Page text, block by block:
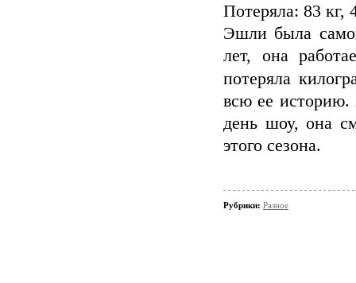
Потеряла: 83 кг,
Эшли была
лет, она
потеряла
всю ее
день шоу, она
этого сезона.
Рубрики: Разное